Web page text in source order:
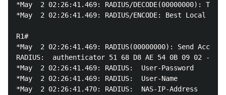
*May  2 02:26:41.469: RADIUS/DECODE(00000000):
*May  2 02:26:41.469: RADIUS/ENCODE: Best Local
R1#
*May  2 02:26:41.469: RADIUS(00000000): Send
RADIUS:  authenticator 51 68 D8 AE 54 0B 09 02 - 66
*May  2 02:26:41.469: RADIUS:  User-Password
*May  2 02:26:41.469: RADIUS:  User-Name
*May  2 02:26:41.470: RADIUS:  NAS-IP-